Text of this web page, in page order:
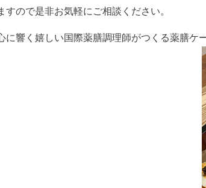
ので是非お気軽にご相談ください。
に響く嬉しい国際薬膳調理師がつくる薬膳